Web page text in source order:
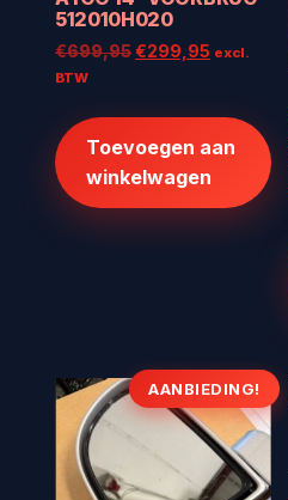
512010H020
€699,95Oorspronkelijke
€299,95 Huidige
€299,95.
excl.
BTW
Toevoegen aan
winkelwagen
AANBIEDING!